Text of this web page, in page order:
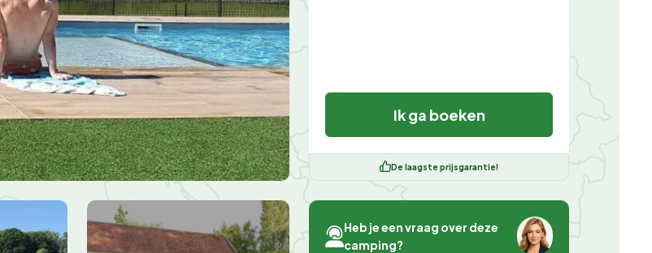
Ik ga boeken
De laagste prijsgarantie!
Heb je een vraag over deze
camping?